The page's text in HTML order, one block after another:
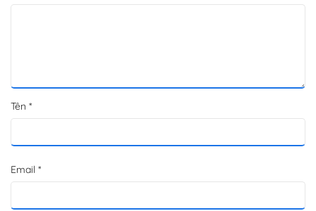
Tên *
Email *